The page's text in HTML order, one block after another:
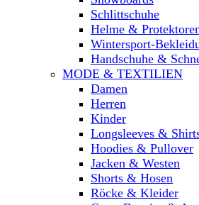
Schlittschuhe
Helme &
Wintersport-
Handschuhe &
MODE & TEXTILIEN
Damen
Herren
Kinder
Longsleeves &
Hoodies & Pullover
Jacken & Westen
Shorts & Hosen
Röcke & Kleider